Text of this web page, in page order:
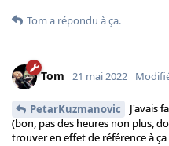
Tom a répondu à ça.
Tom 21 mai 2022
PetarKuzmanovic
J'avais
(bon, pas des heures non plus,
trouver en effet de référence à